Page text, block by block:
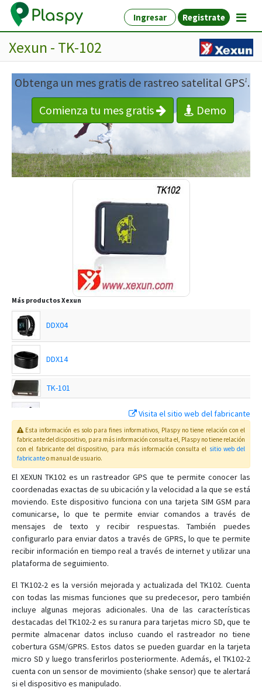
Ingresar Registrate
Xexun - TK-102
Obtenga un mes gratis de rastreo satelital GPS1.
Comienza tu mes gratis
Demo
Más productosXexun
DDX04
DDX14
TK-101
TK-103
TK-103-2
TK-201
TK-201-2
TK-202
U02
U03
X01
X02
X03
X04
Visita el sitio web del fabricante
Esta información es solo para fines informativos, Plaspy no tiene relación con el
fabricante del dispositivo, para más información consulta el, Plaspy no tiene relación
con el fabricante del dispositivo, para más información consulta el sitio web del
fabricanteo manual de usuario.
El XEXUN TK102 es un rastreador GPS que te permite conocer las
coordenadas exactas de su ubicación y la velocidad a la que se está
moviendo. Este dispositivo funciona con una tarjeta SIM GSM para
comunicarse, lo que te permite enviar comandos a través de
mensajes de texto y recibir respuestas. También puedes
configurarlo para enviar datos a través de GPRS, lo que te permite
recibir información en tiempo real a través de internet y utilizar una
plataforma de seguimiento.
El TK102-2 es la versión mejorada y actualizada del TK102. Cuenta
con todas las mismas funciones que su predecesor, pero también
incluye algunas mejoras adicionales. Una de las características
destacadas del TK102-2 es su ranura para tarjetas micro SD, que te
permite almacenar datos incluso cuando el rastreador no tiene
cobertura GSM/GPRS. Estos datos se pueden guardar en la tarjeta
micro SD y luego transferirlos posteriormente. Además, el TK102-2
cuenta con un sensor de movimiento (shake sensor) que te alertará
si el dispositivo es manipulado.